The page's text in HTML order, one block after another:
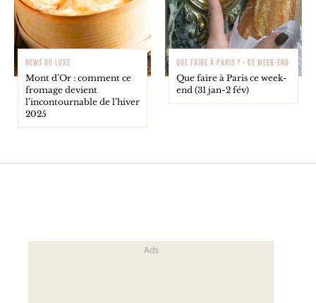
NEWS DU LUXE
Mont d’Or : comment ce
fromage devient
l’incontournable de l’hiver
2025
QUE FAIRE À PARIS ? - CE WEEK-END
Que faire à Paris ce week-
end (31 jan-2 fév)